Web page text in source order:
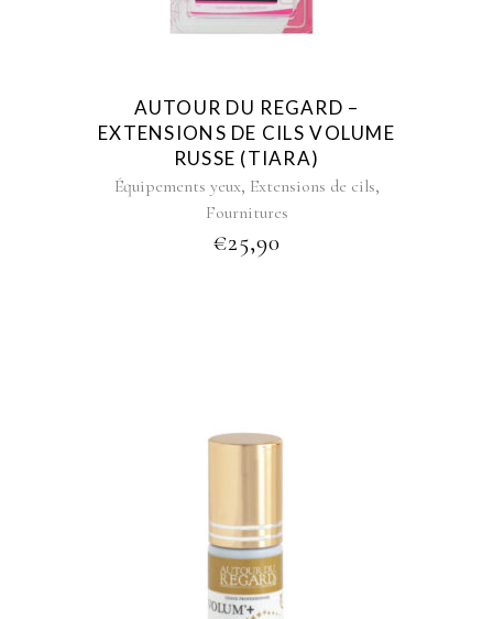
variants.
The
be
chosen
on
the
product
page
AUTOUR DU REGARD –
EXTENSIONS DE CILS VOLUME
RUSSE (TIARA)
Équipements yeux, Extensions de cils,
Fournitures
€25,90